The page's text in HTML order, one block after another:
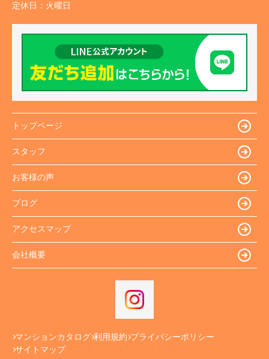
定休日： 火曜日
トップページ
スタッフ
お客様の声
ブログ
アクセスマップ
会社概要
マンションカタログ 利用規約 プライバシーポリシー
サイトマップ